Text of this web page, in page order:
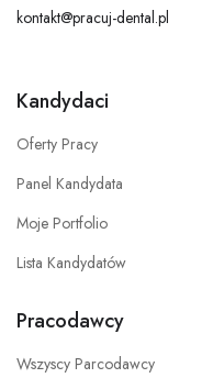
kontakt@pracuj-dental.pl
Kandydaci
Oferty Pracy
Panel Kandydata
Moje Portfolio
Lista Kandydatów
Pracodawcy
Wszyscy Parcodawcy